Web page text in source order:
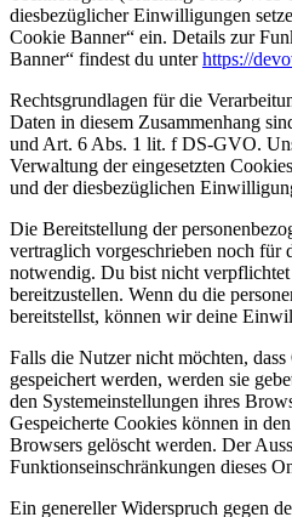
diesbezüglicher Einwilligungen
Cookie Banner“ ein. Details zur
Banner“ findest du unterhttps://
Rechtsgrundlagen für die
Daten in diesem Zusammenhang
und Art. 6 Abs. 1 lit. f DS-GVO.
Verwaltung der eingesetzten
und der diesbezüglichen
Die Bereitstellung der
vertraglich vorgeschrieben noch für
notwendig. Du bist nicht verpflichtet
bereitzustellen. Wenn du die
bereitstellst, können wir deine
Falls die Nutzer nicht möchten,
gespeichert werden, werden sie
den Systemeinstellungen ihres
Gespeicherte Cookies können in
Browsers gelöscht werden. Der
Funktionseinschränkungen dieses
Ein genereller Widerspruch gegen